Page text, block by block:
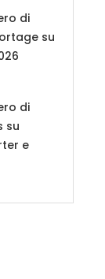
di
su
di
su
e